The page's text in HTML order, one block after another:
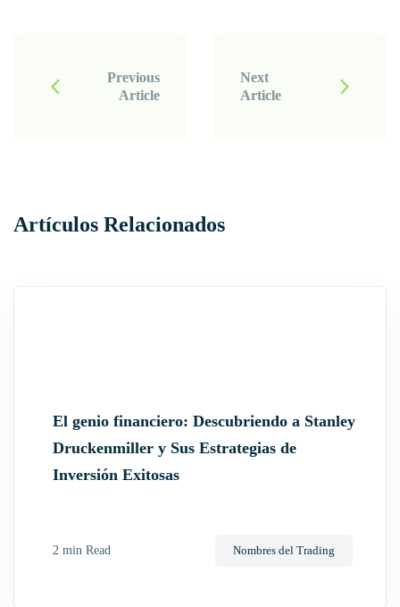
Previous
Article
Next
Article
Artículos Relacionados
El genio financiero: Descubriendo a Stanley
Druckenmiller y Sus Estrategias de
Inversión Exitosas
2 min Read Nombres del Trading